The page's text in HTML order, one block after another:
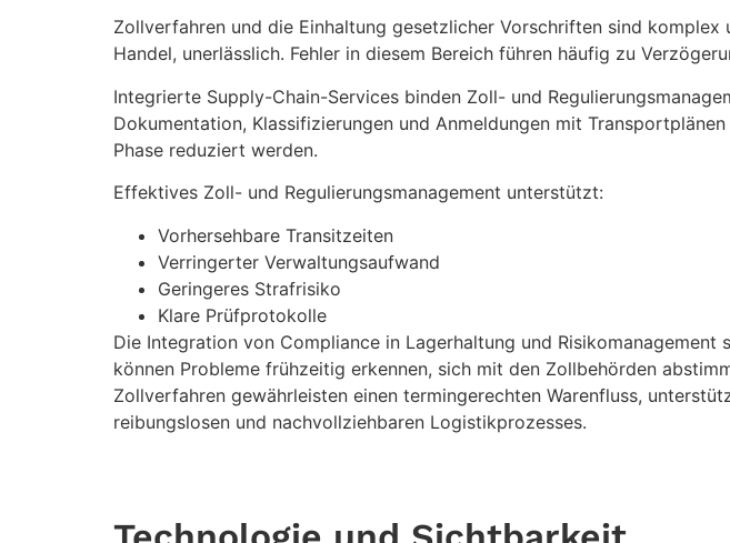
Zollverfahren und die Einhaltung gesetzlicher Vorschriften sind
Handel, unerlässlich. Fehler in diesem Bereich führen häufig zu
Integrierte Supply-Chain-Services binden Zoll- und
Dokumentation, Klassifizierungen und Anmeldungen mit
Phase reduziert werden.
Effektives Zoll- und Regulierungsmanagement unterstützt:
Vorhersehbare Transitzeiten
Verringerter Verwaltungsaufwand
Geringeres Strafrisiko
Klare Prüfprotokolle
Die Integration von Compliance in Lagerhaltung und
können Probleme frühzeitig erkennen, sich mit den Zollbehörden
Zollverfahren gewährleisten einen termingerechten Warenfluss,
reibungslosen und nachvollziehbaren Logistikprozesses.